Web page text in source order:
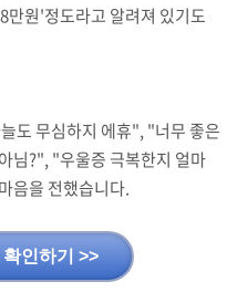
만원'정도라고 알려져 있기도
도 무심하지 에휴", "너무 좋은
님?", "우울증 극복한지 얼마
음을 전했습니다.
인하기 >>